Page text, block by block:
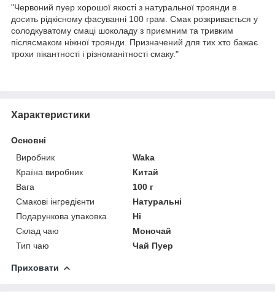
"Червоний пуер хорошої якості з натуральної троянди в
досить рідкісному фасуванні 100 грам. Смак розкривається у
солодкуватому смаці шоколаду з приємним та тривким
післясмаком ніжної троянди. Призначений для тих хто бажає
трохи пікантності і різноманітності смаку."
Характеристики
Основні
Виробник
Waka
Країна виробник
Китай
Вага
100 г
Смакові інгредієнти
Натуральні
Подарункова упаковка
Ні
Склад чаю
Моночай
Тип чаю
Чай Пуер
Приховати